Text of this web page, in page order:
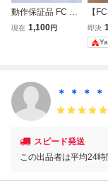
動作保証品 FC フ
ァミコン キャプテ
現在 1,100円
【
プリ
ファ
即決
＊ ＊ ＊ ＊
スピード発送
この出品者は平均24